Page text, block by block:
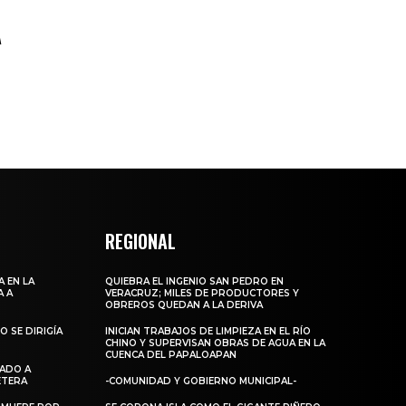
EN LA
A
SE DIRIGÍA
A
REGIONAL
QUIEBRA EL INGENIO SAN PEDRO EN
VERACRUZ; MILES DE PRODUCTORES Y
OBREROS QUEDAN A LA DERIVA
INICIAN TRABAJOS DE LIMPIEZA EN EL RÍO
CHINO Y SUPERVISAN OBRAS DE AGUA EN LA
CUENCA DEL PAPALOAPAN
-COMUNIDAD Y GOBIERNO MUNICIPAL-